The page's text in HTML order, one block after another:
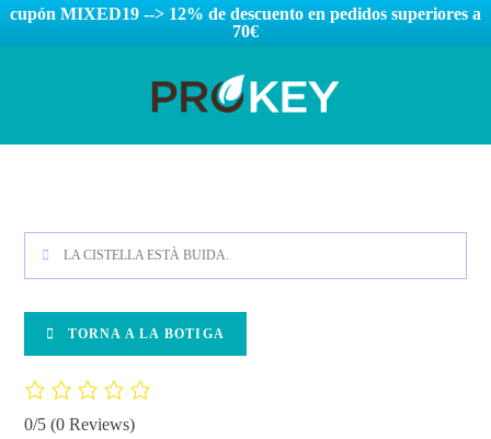
cupón MIXED19 --> 12% de descuento en pedidos superiores a
70€
LA CISTELLA ESTÀ BUIDA.
TORNA A LA BOTIGA
0/5(0 Reviews)